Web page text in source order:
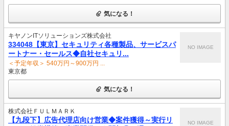
気になる！
キヤノンITソリューションズ株式会社
334048【東京】セキュリティ各種製品、サービスパ
ートナー・セールス◆自社セキュリ...
＜予定年収＞ 540万円～900万円 ...
東京都
NO IMAGE
気になる！
株式会社ＦＵＬＭＡＲＫ
【九段下】広告代理店向け営業◆案件獲得～実行リ
NO IMAGE